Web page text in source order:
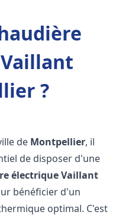
?
de Montpellier, il
de disposer d'une
électrique Vaillant
bénéficier d'un
optimal. C'est